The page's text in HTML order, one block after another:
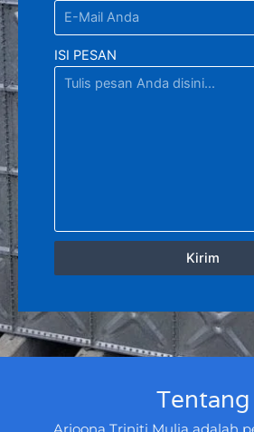
ISI PESAN
Kirim
Tentang